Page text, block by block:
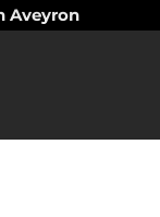
Aveyron